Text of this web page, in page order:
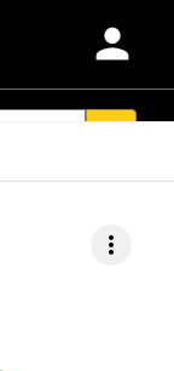
person
more_vert